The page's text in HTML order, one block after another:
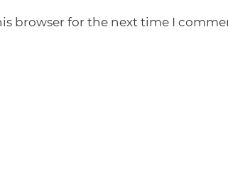
browser for the next time I